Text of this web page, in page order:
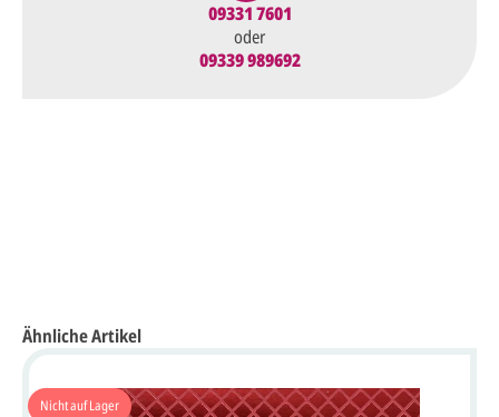
09331 7601
oder
09339 989692
Ähnliche Artikel
Nicht auf Lager